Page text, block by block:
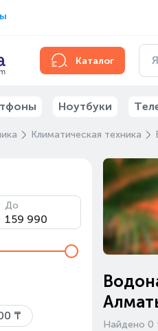
Каталог
Ноутбуки
Климатическая техника
До
₸
Найдено 0